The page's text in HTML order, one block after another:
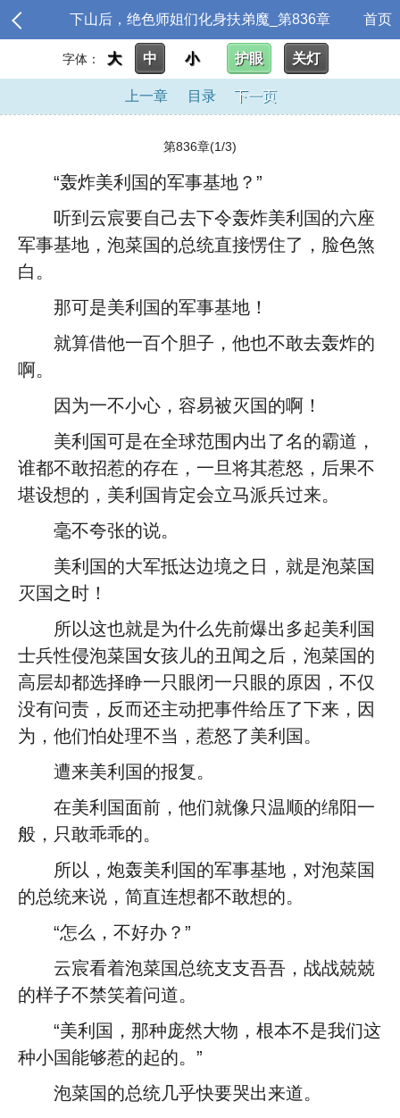
下山后，绝色师姐们化身扶弟魔_第836章 首页
字体： 大 中 小 护眼 关灯
上一章 目录 下一页
第836章(1/3)
“轰炸美利国的军事基地？”
听到云宸要自己去下令轰炸美利国的六座
军事基地，泡菜国的总统直接愣住了，脸色煞
白。
那可是美利国的军事基地！
就算借他一百个胆子，他也不敢去轰炸的
啊。
因为一不小心，容易被灭国的啊！
美利国可是在全球范围内出了名的霸道，
谁都不敢招惹的存在，一旦将其惹怒，后果不
堪设想的，美利国肯定会立马派兵过来。
毫不夸张的说。
美利国的大军抵达边境之日，就是泡菜国
灭国之时！
所以这也就是为什么先前爆出多起美利国
士兵性侵泡菜国女孩儿的丑闻之后，泡菜国的
高层却都选择睁一只眼闭一只眼的原因，不仅
没有问责，反而还主动把事件给压了下来，因
为，他们怕处理不当，惹怒了美利国。
遭来美利国的报复。
在美利国面前，他们就像只温顺的绵阳一
般，只敢乖乖的。
所以，炮轰美利国的军事基地，对泡菜国
的总统来说，简直连想都不敢想的。
“怎么，不好办？”
云宸看着泡菜国总统支支吾吾，战战兢兢
的样子不禁笑着问道。
“美利国，那种庞然大物，根本不是我们这
种小国能够惹的起的。”
泡菜国的总统几乎快要哭出来道。